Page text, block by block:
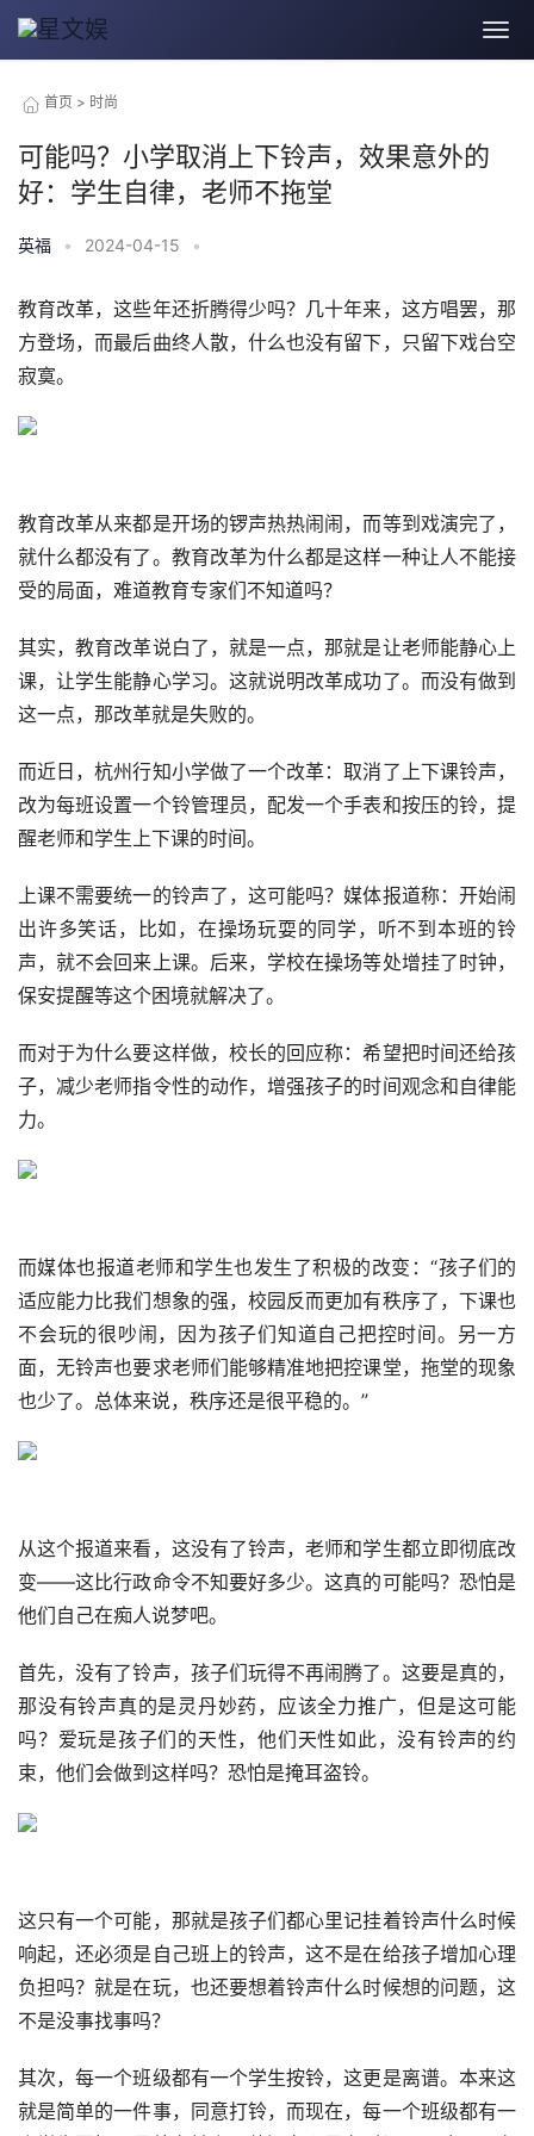
首页 > 时尚
可能吗？小学取消上下铃声，效果意外的
好：学生自律，老师不拖堂
英福 • 2024-04-15 •
教育改革，这些年还折腾得少吗？几十年来，这方唱罢，那
方登场，而最后曲终人散，什么也没有留下，只留下戏台空
寂寞。
教育改革从来都是开场的锣声热热闹闹，而等到戏演完了，
就什么都没有了。教育改革为什么都是这样一种让人不能接
受的局面，难道教育专家们不知道吗？
其实，教育改革说白了，就是一点，那就是让老师能静心上
课，让学生能静心学习。这就说明改革成功了。而没有做到
这一点，那改革就是失败的。
而近日，杭州行知小学做了一个改革：取消了上下课铃声，
改为每班设置一个铃管理员，配发一个手表和按压的铃，提
醒老师和学生上下课的时间。
上课不需要统一的铃声了，这可能吗？媒体报道称：开始闹
出许多笑话，比如，在操场玩耍的同学，听不到本班的铃
声，就不会回来上课。后来，学校在操场等处增挂了时钟，
保安提醒等这个困境就解决了。
而对于为什么要这样做，校长的回应称：希望把时间还给孩
子，减少老师指令性的动作，增强孩子的时间观念和自律能
力。
而媒体也报道老师和学生也发生了积极的改变：“孩子们的
适应能力比我们想象的强，校园反而更加有秩序了，下课也
不会玩的很吵闹，因为孩子们知道自己把控时间。另一方
面，无铃声也要求老师们能够精准地把控课堂，拖堂的现象
也少了。总体来说，秩序还是很平稳的。”
从这个报道来看，这没有了铃声，老师和学生都立即彻底改
变——这比行政命令不知要好多少。这真的可能吗？恐怕是
他们自己在痴人说梦吧。
首先，没有了铃声，孩子们玩得不再闹腾了。这要是真的，
那没有铃声真的是灵丹妙药，应该全力推广，但是这可能
吗？爱玩是孩子们的天性，他们天性如此，没有铃声的约
束，他们会做到这样吗？恐怕是掩耳盗铃。
这只有一个可能，那就是孩子们都心里记挂着铃声什么时候
响起，还必须是自己班上的铃声，这不是在给孩子增加心理
负担吗？就是在玩，也还要想着铃声什么时候想的问题，这
不是没事找事吗？
其次，每一个班级都有一个学生按铃，这更是离谱。本来这
就是简单的一件事，同意打铃，而现在，每一个班级都有一